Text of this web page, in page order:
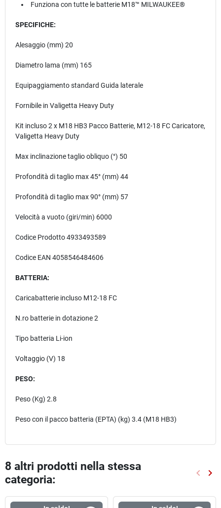
Funziona con tutte le batterie M18™ MILWAUKEE®
SPECIFICHE:
Alesaggio (mm) 20
Diametro lama (mm) 165
Equipaggiamento standard Guida laterale
Fornibile in Valigetta Heavy Duty
Kit incluso 2 x M18 HB3 Pacco Batterie, M12-18 FC Caricatore,
Valigetta Heavy Duty
Max inclinazione taglio obliquo (°) 50
Profondità di taglio max 45° (mm) 44
Profondità di taglio max 90° (mm) 57
Velocità a vuoto (giri/min) 6000
Codice Prodotto 4933493589
Codice EAN 4058546484606
BATTERIA:
Caricabatterie incluso M12-18 FC
N.ro batterie in dotazione 2
Tipo batteria Li-ion
Voltaggio (V) 18
PESO:
Peso (Kg) 2.8
Peso con il pacco batteria (EPTA) (kg) 3.4 (M18 HB3)
8 altri prodotti nella stessa
categoria:
keyboard_arrow_left keyboard_arrow_right